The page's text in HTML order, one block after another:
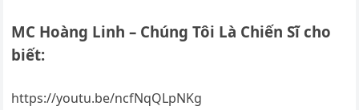
MC Hoàng Linh – Chúng Tôi Là Chiến Sĩ cho
biết:
https://youtu.be/ncfNqQLpNKg